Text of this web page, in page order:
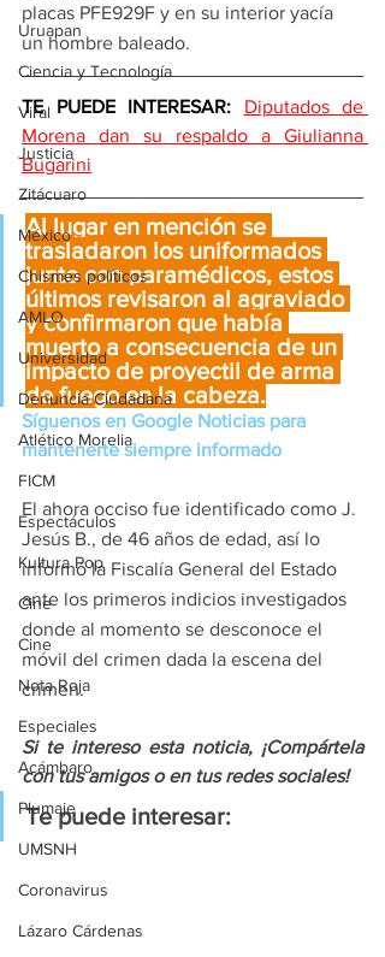
Uruapan
Ciencia y Tecnología
Viral
Justicia
Zitácuaro
México
Chismes políticos
AMLO
Universidad
Denuncia Ciudadana
Atlético Morelia
FICM
Espectáculos
Kultura Pop
Cine
Cine
Nota Roja
Especiales
Acámbaro
Plumaje
UMSNH
Coronavirus
Lázaro Cárdenas
placas PFE929F y en su interior yacía
un hombre baleado.
TE PUEDE INTERESAR: Diputados de
Morena dan su respaldo a Giulianna
Bugarini
Al lugar en mención se
trasladaron los uniformados
junto con paramédicos, estos
últimos revisaron al agraviado
y confirmaron que había
muerto a consecuencia de un
impacto de proyectil de arma
de fuego en la cabeza.
Síguenos en Google Noticias para
mantenerte siempre informado
El ahora occiso fue identificado como J.
Jesús B., de 46 años de edad, así lo
informó la Fiscalía General del Estado
ante los primeros indicios investigados
donde al momento se desconoce el
móvil del crimen dada la escena del
crimen.
Si te intereso esta noticia, ¡Compártela
con tus amigos o en tus redes sociales!
Te puede interesar: